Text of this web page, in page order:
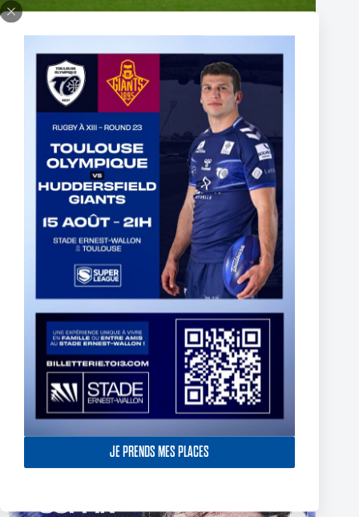
JE PRENDS MES PLACES
Fin de l’aventure Olympienne pour Reubenn Rennie
6 août 2026
The End of Reubenn Rennie’s Olympian Journey